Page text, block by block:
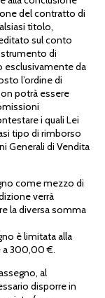
del contratto di
titolo,
sul conto
di
da
l’ordine di
potrà essere
i quali Lei
tipo di rimborso
Generali di Vendita
come mezzo di
verrà
la diversa somma
è limitata alla
a 300,00 €.
al
disporre in